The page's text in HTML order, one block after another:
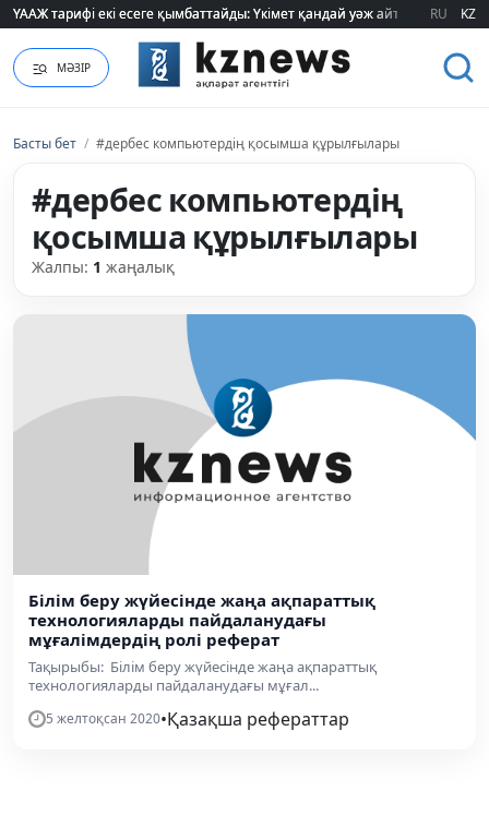
ҮААЖ тарифі екі есеге қымбаттайды: Үкімет қандай уәж айтады?
ҮААЖ тарифі екі есеге қымбаттайды: Үкімет қандай уәж айтады? RU KZ
МӘЗІР
Басты бет / #дербес компьютердің қосымша құрылғылары
#дербес компьютердің
қосымша құрылғылары
Жалпы: 1 жаңалық
Білім беру жүйесінде жаңа ақпараттық
технологияларды пайдаланудағы
мұғалімдердің ролі реферат
Тақырыбы: Білім беру жүйесінде жаңа ақпараттық
технологияларды пайдаланудағы мұғал...
5 желтоқсан 2020•Қазақша рефераттар